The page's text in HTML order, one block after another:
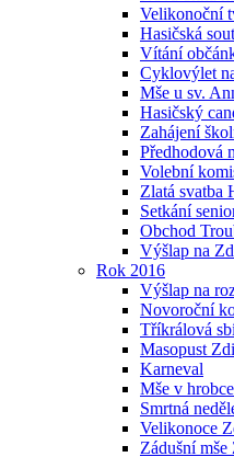
Velikonoční
Hasičská
Vítání
Cyklovýlet
Mše u sv.
Hasičský
Zahájení
Předhodová
Volební
Zlatá svatba
Setkání
Obchod
Výšlap na
Rok 2016
Výšlap na
Novoroční
Tříkrálová
Masopust
Karneval
Mše v
Smrtná
Velikonoce
Zádušní